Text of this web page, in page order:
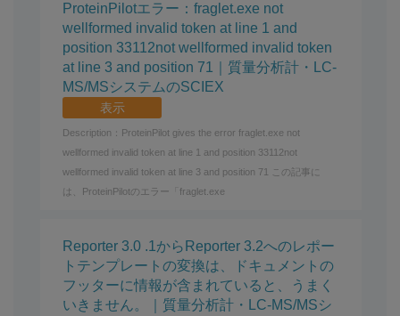
ProteinPilotエラー：fraglet.exe not
wellformed invalid token at line 1 and
position 33112not wellformed invalid token
at line 3 and position 71｜質量分析計・LC-
MS/MSシステムのSCIEX
表示
Description：ProteinPilot gives the error fraglet.exe not
wellformed invalid token at line 1 and position 33112not
wellformed invalid token at line 3 and position 71 この記事に
は、ProteinPilotのエラー「fraglet.exe
Reporter 3.0 .1からReporter 3.2へのレポー
トテンプレートの変換は、ドキュメントの
フッターに情報が含まれていると、うまく
いきません。｜質量分析計・LC-MS/MSシ